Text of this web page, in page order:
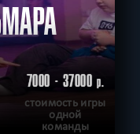
7000 - 37000р.
стоимость игры
одной
команды